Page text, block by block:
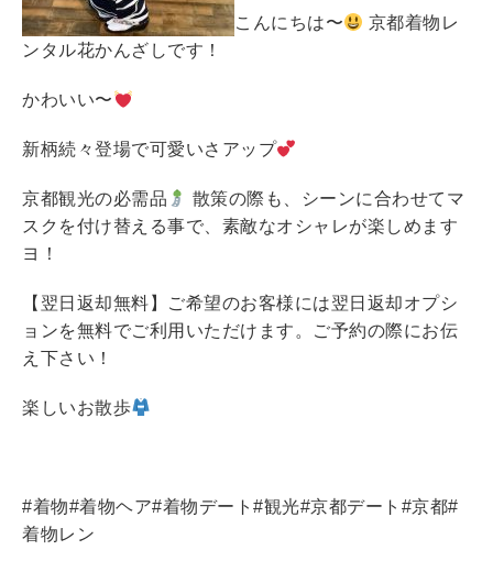
こんにちは〜
京都着物レ
ンタル花かんざしです！
かわいい〜
新柄続々登場で可愛いさアップ
京都観光の必需品
散策の際も、シーンに合わせてマ
スクを付け替える事で、素敵なオシャレが楽しめます
ヨ！
【翌日返却無料】ご希望のお客様には翌日返却オプシ
ョンを無料でご利用いただけます。ご予約の際にお伝
え下さい！
楽しいお散歩
#着物#着物ヘア#着物デート #観光#京都デート #京都#
着物レン